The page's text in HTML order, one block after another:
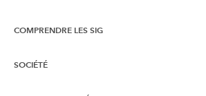
Esri Community
COMPRENDRE LES SIG
Qu’est-ce qu’un SIG ?
SOCIÉTÉ